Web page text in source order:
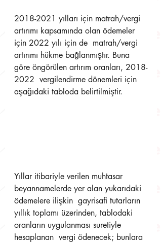
2018-2021 yılları için matrah/vergi
artırımı kapsamında olan ödemeler
için 2022 yılı için de  matrah/vergi
artırımı hükme bağlanmıştır. Buna
göre öngörülen artırım oranları, 2018-
2022  vergilendirme dönemleri için
aşağıdaki tabloda belirtilmiştir.
Yıllar itibariyle verilen muhtasar
beyannamelerde yer alan yukarıdaki
ödemelere ilişkin  gayrisafi tutarların
yıllık toplamı üzerinden, tablodaki
oranların uygulanması suretiyle
hesaplanan  vergi ödenecek; bunlara